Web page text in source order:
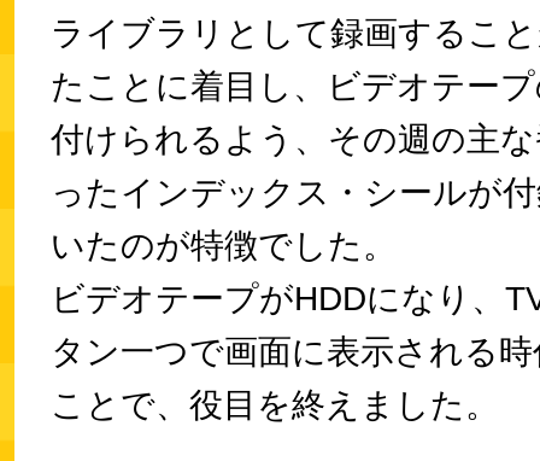
ライブラリとして録画するこ
たことに着目し、ビデオテー
付けられるよう、その週の主
ったインデックス・シールが
いたのが特徴でした。
ビデオテープがHDDになり、
タン一つで画面に表示される
ことで、役目を終えました。